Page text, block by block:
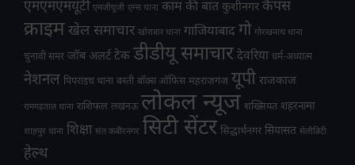
एमएमएमयूटी एमजीयूजी एम्स थाना काम की बात कुशीनगर कैंपस
क्राइमखेल समाचार खोराबार थाना गाजियाबादगो गोरखनाथ थाना
चुनावी समर जॉब अलर्ट टेक डीडीयू समाचार देवरिया धर्म-अध्यात्म
नेशनल पिपराइच थाना बस्ती बॉक्स ऑफिस महराजगंज यूपी राजकाज
रामगढ़ताल थाना राशिफल लखनऊ लोकल न्यूज शख्सियत शहरनामा
शाहपुर थाना शिक्षा संत कबीरनगर सिटी सेंटर सिद्धार्थनगर सियासत सेलीब्रिटी
हेल्थ